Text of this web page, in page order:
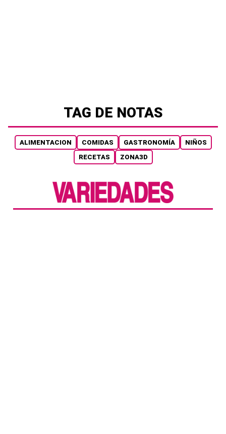
TAG DE NOTAS
ALIMENTACION COMIDAS GASTRONOMÍA
NIÑOS
RECETAS
ZONA3D